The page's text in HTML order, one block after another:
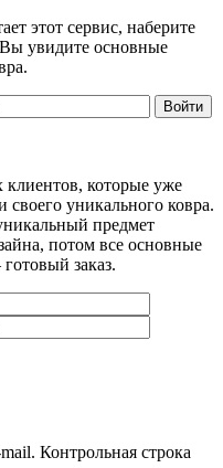
этот сервис, наберите
увидите основные
которые уже
своего уникального ковра.
предмет
потом все основные
заказ.
Контрольная строка